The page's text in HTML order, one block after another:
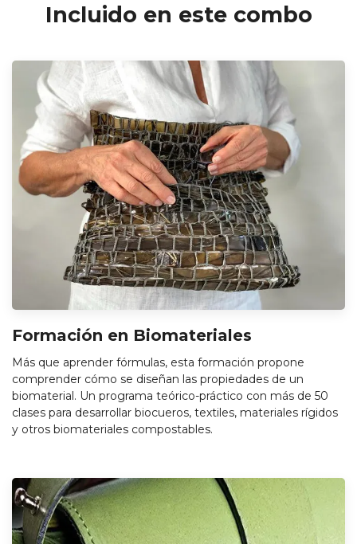
Incluido en este combo
Formación en Biomateriales
Más que aprender fórmulas, esta formación propone
comprender cómo se diseñan las propiedades de un
biomaterial. Un programa teórico-práctico con más de 50
clases para desarrollar biocueros, textiles, materiales rígidos
y otros biomateriales compostables.